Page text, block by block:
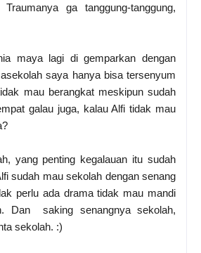
ga tanggung-tanggung,
maya lagi di gemparkan dengan
saya hanya bisa tersenyum
mau berangkat meskipun sudah
galau juga, kalau Alfi tidak mau
yang penting kegalauan itu sudah
sudah mau sekolah dengan senang
perlu ada drama tidak mau mandi
Dan saking senangnya sekolah,
sekolah. :)